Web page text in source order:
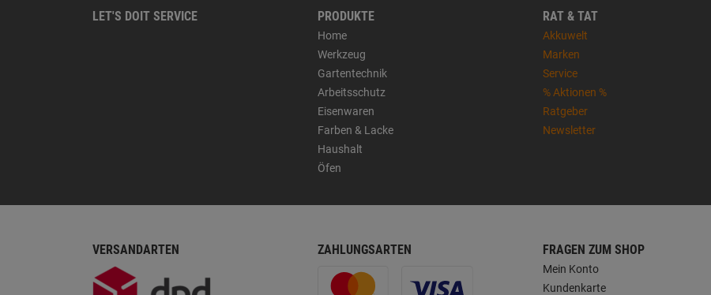
LET'S DOIT SERVICE PRODUKTE
Home
Werkzeug
Gartentechnik
Arbeitsschutz
Eisenwaren
Farben & Lacke
Haushalt
Öfen
RAT & TAT
Akkuwelt
Marken
Service
% Aktionen %
Ratgeber
Newsletter
VERSANDARTEN ZAHLUNGSARTEN FRAGEN ZUM SHOP
Mein Konto
Kundenkarte